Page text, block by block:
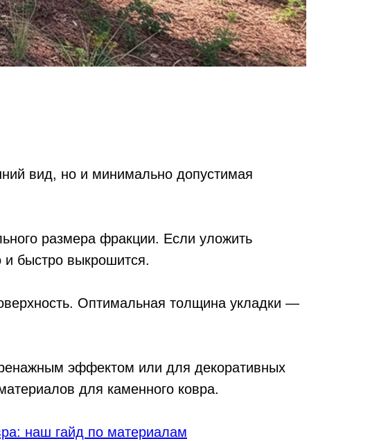
вид, но и минимально допустимая
размера фракции. Если уложить
и быстро выкрошится.
Оптимальная толщина укладки —
эффектом или для декоративных
для каменного ковра.
наш гайд по материалам